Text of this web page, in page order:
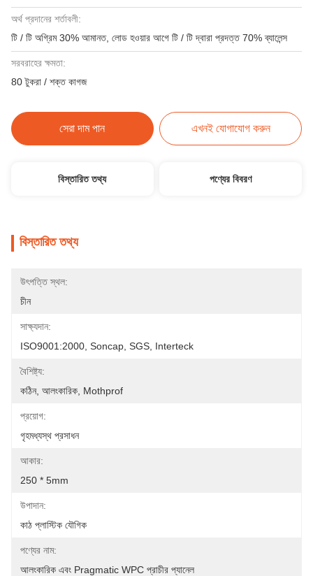
অর্থ প্রদানের শর্তাবলী:
টি / টি অগ্রিম 30% আমানত, লোড হওয়ার আগে টি / টি দ্বারা প্রদত্ত 70% ব্যালেন্স
সরবরাহের ক্ষমতা:
80 টুকরা / শক্ত কাগজ
সেরা দাম পান এখনই যোগাযোগ করুন
বিস্তারিত তথ্য পণ্যের বিবরণ
বিস্তারিত তথ্য
উৎপত্তি স্থল:
চীন
সাক্ষ্যদান:
ISO9001:2000, Soncap, SGS, Interteck
বৈশিষ্ট্য:
কঠিন, আলংকারিক, Mothprof
প্রয়োগ:
গৃহমধ্যস্থ প্রসাধন
আকার:
250 * 5mm
উপাদান:
কাঠ প্লাস্টিক যৌগিক
পণ্যের নাম:
আলংকারিক এবং Pragmatic WPC প্রাচীর প্যানেল